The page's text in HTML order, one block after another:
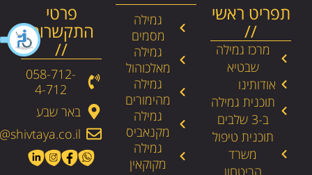
תפריט ראשי
//
מרכז גמילה
שבטיא
אודותינו
תוכנית גמילה
ב-3 שלבים
תוכנית טיפול
משרד
הביטחון
גמילה
מסמים
גמילה
מאלכוהול
גמילה
מהימורים
גמילה
מקנאביס
גמילה
מקוקאין
פרטי
התקשרות
//
058-712-
4-712​
באר שבע